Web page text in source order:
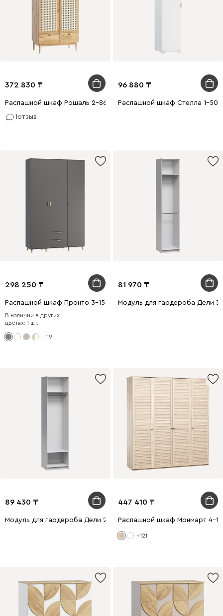
372 830
Распашной шкаф Рошаль 2-86x190 Ротанг
1отзыв
96 880
Распашной шкаф Стелла 1-
298 250
Распашной шкаф Пронто 3-150x220 Графитовый
В наличии в других
цветах: 1 шт.
+119
81 970
Модуль для гардероба Дели
89 430
Модуль для гардероба Дели 2-60x240 Белый
447 410
Распашной шкаф Монмарт 4-
+121